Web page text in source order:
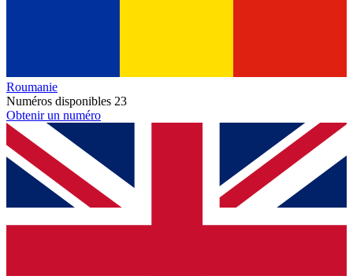
Roumanie
Numéros disponibles 23
Obtenir un numéro